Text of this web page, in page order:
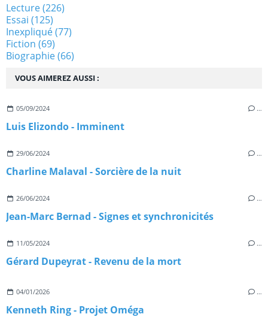
VOUS AIMEREZ AUSSI :
05/09/2024 …
Luis Elizondo - Imminent
29/06/2024 …
Charline Malaval - Sorcière de la nuit
26/06/2024 …
Jean-Marc Bernad - Signes et synchronicités
11/05/2024 …
Gérard Dupeyrat - Revenu de la mort
04/01/2026 …
Kenneth Ring - Projet Oméga
Lecture(226)
Essai (125)
Inexpliqué(77)
Fiction (69)
Biographie(66)